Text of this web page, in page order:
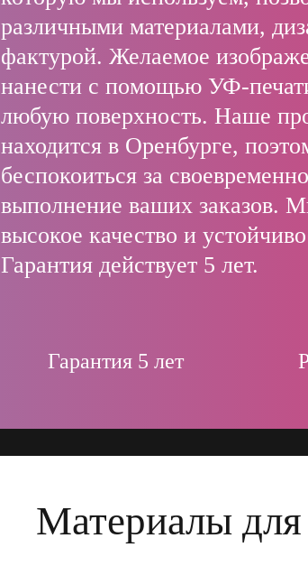
различными материалами,
фактурой. Желаемое
нанести с помощью УФ-
любую поверхность. Наше
находится в Оренбурге,
беспокоиться за
выполнение ваших заказов.
высокое качество и
Гарантия действует 5 лет.
Гарантия 5 лет
Материалы для